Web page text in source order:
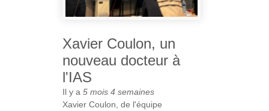
Xavier Coulon, un
nouveau docteur à
l'IAS
Il y a 5 mois 4 semaines
Xavier Coulon, de l'équipe